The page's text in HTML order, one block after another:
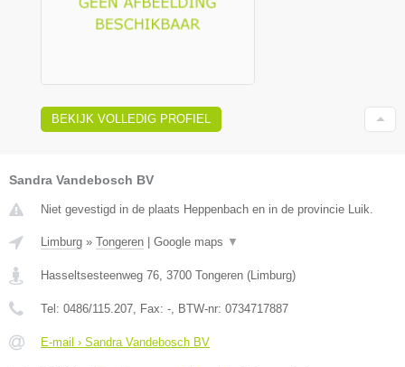
BEKIJK VOLLEDIG PROFIEL
Sandra Vandebosch BV
Niet gevestigd in de plaats Heppenbach en in de provincie Luik.
Limburg » Tongeren Google maps ▼
Hasseltsesteenweg 76 3700 Tongeren ( Limburg)
Tel: 0486/115.207 , Fax: - , BTW-nr: 0734717887
E-mail › Sandra Vandebosch BV